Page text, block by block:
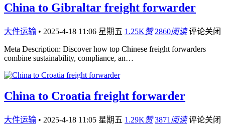
China to Gibraltar freight forwarder
大件运输 • 2025-4-18 11:06 星期五 1.25K赞 2860阅读 评论关闭
Meta Description: Discover how top Chinese freight forwarders
combine sustainability, compliance, an…
China to Croatia freight forwarder
大件运输 • 2025-4-18 11:05 星期五 1.29K赞 3871 阅读 评论关闭